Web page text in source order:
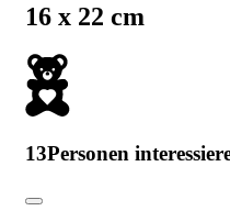
16 x 22 cm
13Personen